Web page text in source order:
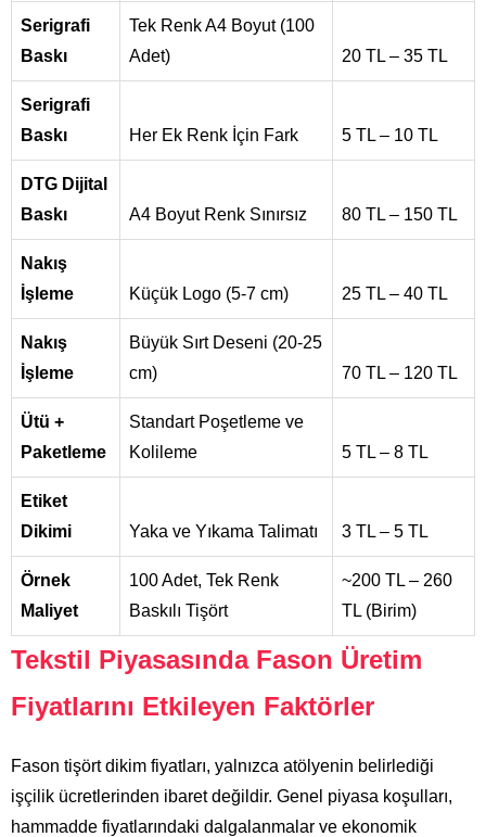
Serigrafi
Baskı
Tek Renk A4 Boyut (100
Adet)
20 TL – 35 TL
Serigrafi
Baskı
Her Ek Renk İçin Fark 5 TL – 10 TL
DTG Dijital
Baskı
A4 Boyut Renk Sınırsız 80 TL – 150 TL
Nakış
İşleme
Küçük Logo (5-7 cm) 25 TL – 40 TL
Nakış
İşleme
Büyük Sırt Deseni (20-25
cm)
70 TL – 120 TL
Ütü +
Paketleme
Standart Poşetleme ve
Kolileme
5 TL – 8 TL
Etiket
Dikimi
Yaka ve Yıkama Talimatı 3 TL – 5 TL
Örnek
Maliyet
100 Adet, Tek Renk
Baskılı Tişört
~200 TL – 260
TL (Birim)
Tekstil Piyasasında Fason Üretim
Fiyatlarını Etkileyen Faktörler
Fason tişört dikim fiyatları, yalnızca atölyenin belirlediği
işçilik ücretlerinden ibaret değildir. Genel piyasa koşulları,
hammadde fiyatlarındaki dalgalanmalar ve ekonomik